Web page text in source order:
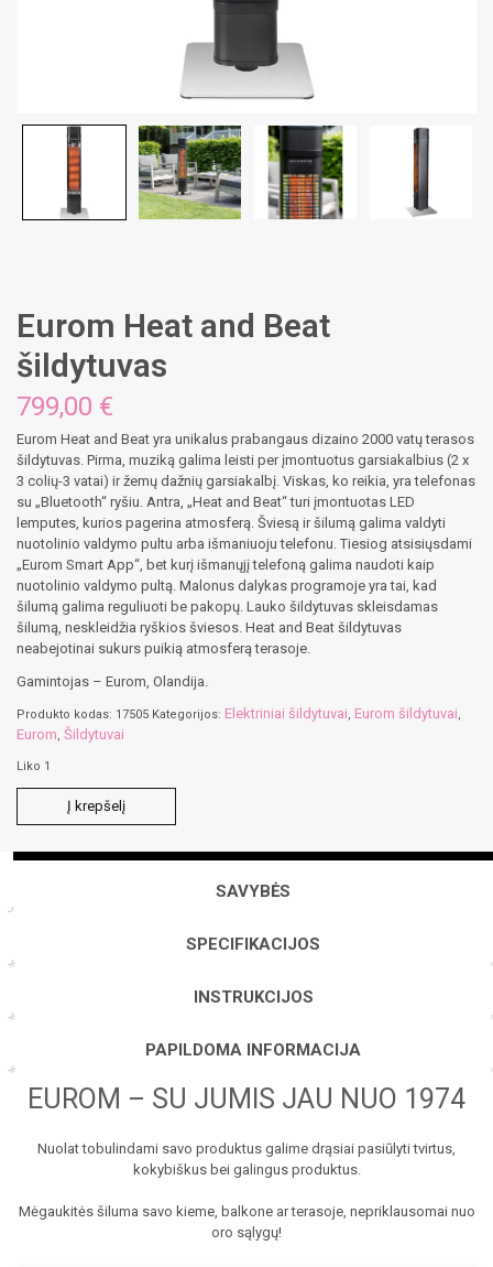
Eurom Heat and Beat
šildytuvas
799,00 €
Eurom Heat and Beat yra unikalus prabangaus dizaino 2000 vatų terasos
šildytuvas. Pirma, muziką galima leisti per įmontuotus garsiakalbius (2 x
3 colių-3 vatai) ir žemų dažnių garsiakalbį. Viskas, ko reikia, yra telefonas
su „Bluetooth“ ryšiu. Antra, „Heat and Beat“ turi įmontuotas LED
lemputes, kurios pagerina atmosferą. Šviesą ir šilumą galima valdyti
nuotolinio valdymo pultu arba išmaniuoju telefonu. Tiesiog atsisiųsdami
„Eurom Smart App“, bet kurį išmanųjį telefoną galima naudoti kaip
nuotolinio valdymo pultą. Malonus dalykas programoje yra tai, kad
šilumą galima reguliuoti be pakopų. Lauko šildytuvas skleisdamas
šilumą, neskleidžia ryškios šviesos. Heat and Beat šildytuvas
neabejotinai sukurs puikią atmosferą terasoje.
Gamintojas – Eurom, Olandija.
Produkto kodas: 17505 Kategorijos: Elektriniai šildytuvai, Eurom šildytuvai,
Eurom, Šildytuvai
Liko 1
Heat
Į krepšelį
SAVYBĖS
SPECIFIKACIJOS
INSTRUKCIJOS
PAPILDOMA INFORMACIJA
EUROM – SU JUMIS JAU NUO 1974
Nuolat tobulindami savo produktus galime drąsiai pasiūlyti tvirtus,
kokybiškus bei galingus produktus.
Mėgaukitės šiluma savo kieme, balkone ar terasoje, nepriklausomai nuo
oro sąlygų!